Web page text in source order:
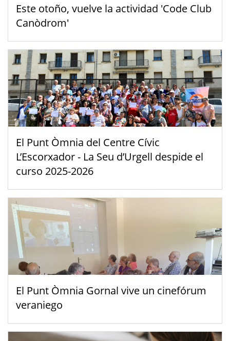
Este otoño, vuelve la actividad 'Code Club
Canòdrom'
El Punt Òmnia del Centre Cívic
L’Escorxador - La Seu d’Urgell despide el
curso 2025-2026
El Punt Òmnia Gornal vive un cinefórum
veraniego